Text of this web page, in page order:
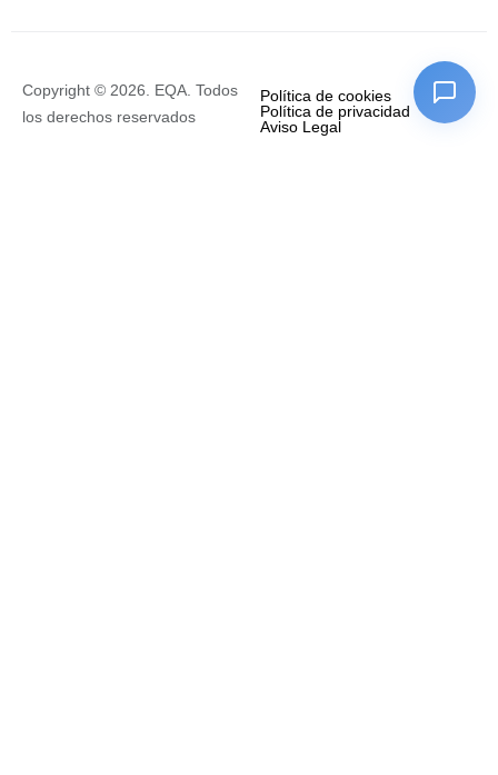
Copyright © 2026. EQA. Todos
los derechos reservados
Política de cookies
Política de privacidad
Aviso Legal